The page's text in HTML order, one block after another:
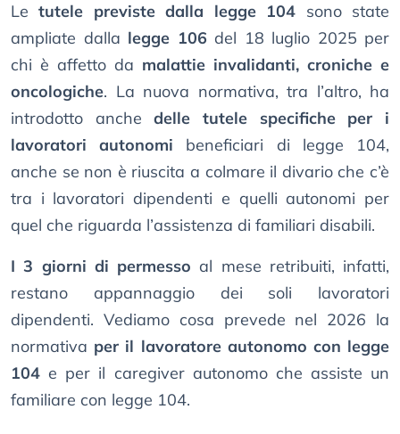
Letutele previste dalla legge 104 sono state
ampliate dalla legge 106 del 18 luglio 2025 per
chi è affetto da malattie invalidanti, croniche e
oncologiche. La nuova normativa, tra l’altro, ha
introdotto anchedelle tutele specifiche per i
lavoratori autonomi beneficiari di legge 104,
anche se non è riuscita a colmare il divario che c’è
tra i lavoratori dipendenti e quelli autonomi per
quel che riguarda l’assistenza di familiari disabili.
I 3 giorni di permesso al mese retribuiti, infatti,
restano appannaggio dei soli lavoratori
dipendenti. Vediamo cosa prevede nel 2026 la
normativa per il lavoratore autonomo con legge
104 e per il caregiver autonomo che assiste un
familiare con legge 104.